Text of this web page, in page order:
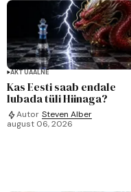
AKTUAALNE
Kas Eesti saab endale
lubada tüli Hiinaga?
Autor Steven Alber
august 06, 2026